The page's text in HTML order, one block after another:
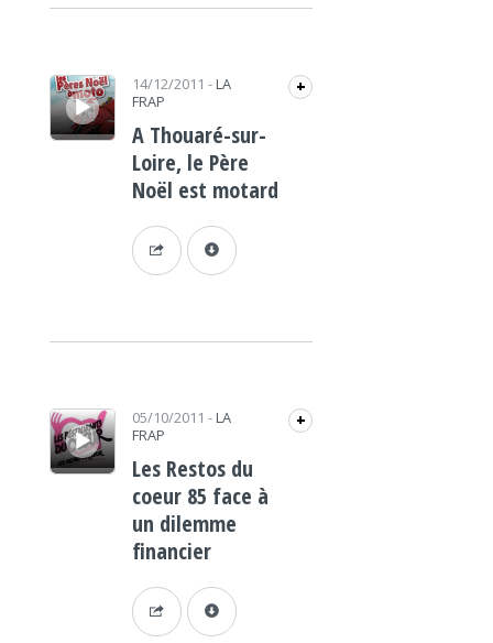
Lecteur audio 14/12/2011 - LA
FRAP
+
A Thouaré-sur-
Loire, le Père
Noël est motard
Lecteur audio 05/10/2011 - LA
FRAP
+
Les Restos du
coeur 85 face à
un dilemme
financier